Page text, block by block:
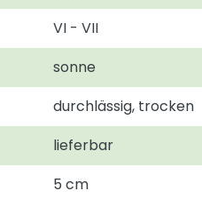
VI - VII
sonne
durchlässig, trocken
lieferbar
5 cm